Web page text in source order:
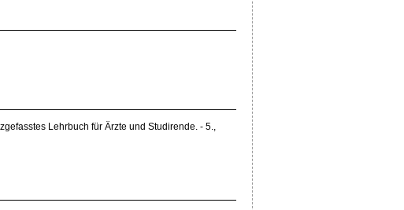
Lehrbuch für Ärzte und Studirende. - 5.,